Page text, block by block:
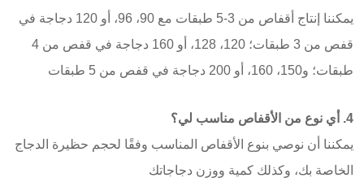
يمكننا إنتاج أقفاص من 3-5 طبقات مع 90، 96، أو 120 دجاجة في
قفص من 3 طبقات؛ 120، 128، أو 160 دجاجة في قفص من 4
طبقات؛ و150، 160، أو 200 دجاجة في قفص من 5 طبقات
4. أي نوع من الأقفاص مناسب لي؟
يمكننا أن نوصي بنوع الأقفاص المناسب وفقًا لحجم حظيرة الدجاج
الخاصة بك، وكذلك كمية ووزن دجاجاتك